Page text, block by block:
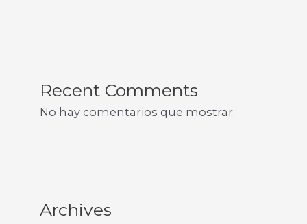
Recent Comments
No hay comentarios que mostrar.
Archives